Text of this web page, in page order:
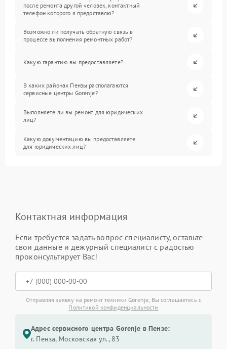
после ремонта другой человек, контактный
телефон которого я предоставлю?
Возможно ли получать обратную связь в
процессе выполнения ремонтных работ?
Какую гарантию вы предоставляете?
В каких районах Пензы располагаются
сервисные центры Gorenje?
Выполняете ли вы ремонт для юридических
лиц?
Какую документацию вы предоставляете
для юридических лиц?
Контактная информация
Если требуется задать вопрос специалисту, оставьте
свои данные и дежурный специалист с радостью
проконсультирует Вас!
Отправляя заявку на ремонт техники Gorenje, Вы соглашаетесь с
Политикой конфиденциальности
Адрес сервисного центра Gorenje в Пензе:
г. Пенза, Московская ул., 83